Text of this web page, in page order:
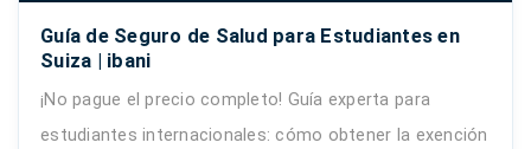
Guía de Seguro de Salud para Estudiantes en
Suiza | ibani
¡No pague el precio completo! Guía experta para
estudiantes internacionales: cómo obtener la exención